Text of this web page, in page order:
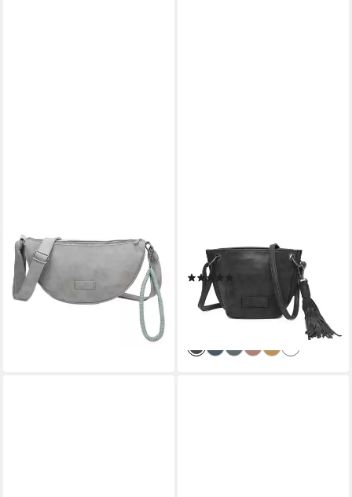
FRITZI AUS PREUSSEN
Umhängetasche Fritzi35N
Vintage
59,00 €
lieferbar - in 2-3 Werktagen bei dir
FRITZI AUS PREUSSEN
Umhängetasche Vintage
24,95 € 39,99 €
-38%
lieferbar - in 2-3 Werktagen bei dir